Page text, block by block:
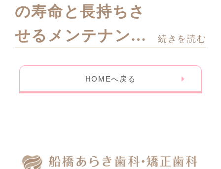
の寿命と長持ちさ
せるメンテナンス
続きを読む
HOMEへ戻る